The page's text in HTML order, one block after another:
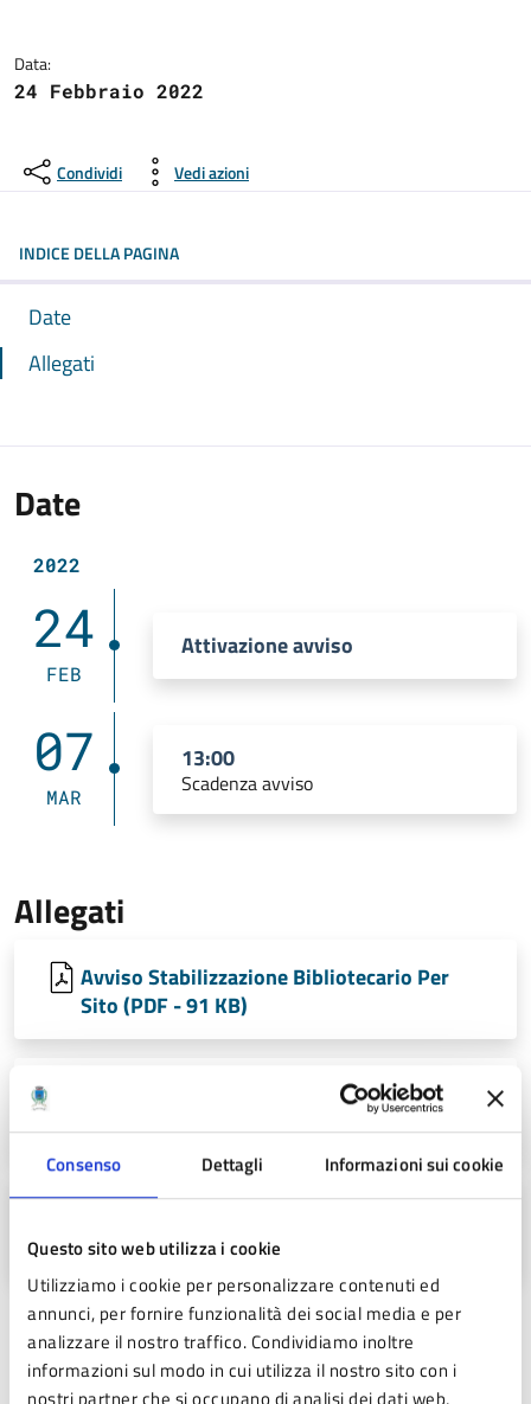
Consenso Dettagli Informazioni sui cookie
Questo sito web utilizza i cookie
Utilizziamo i cookie per personalizzare contenuti ed
annunci, per fornire funzionalità dei social media e per
analizzare il nostro traffico. Condividiamo inoltre
informazioni sul modo in cui utilizza il nostro sito con i
Data:
24 Febbraio 2022
Condividi Vedi azioni
INDICE DELLA PAGINA
Date
Allegati
Date
2022
24
FEB
Attivazione avviso
07
MAR
13:00
Scadenza avviso
Allegati
Avviso Stabilizzazione Bibliotecario Per
Sito (PDF - 91 KB)
Modello Di Domanda Stabil. Bibliotecario
(DOCX - 20 KB)
(PDF - 23 KB)
Ultimo aggiornamento:25/02/2022 12:32